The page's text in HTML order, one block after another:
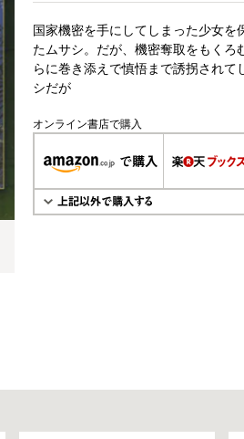
国家機密を手にしてしまった少女を
たムサシ。だが、機密奪取をもくろ
らに巻き添えで慎悟まで誘拐され
シだが
オンライン書店で購入